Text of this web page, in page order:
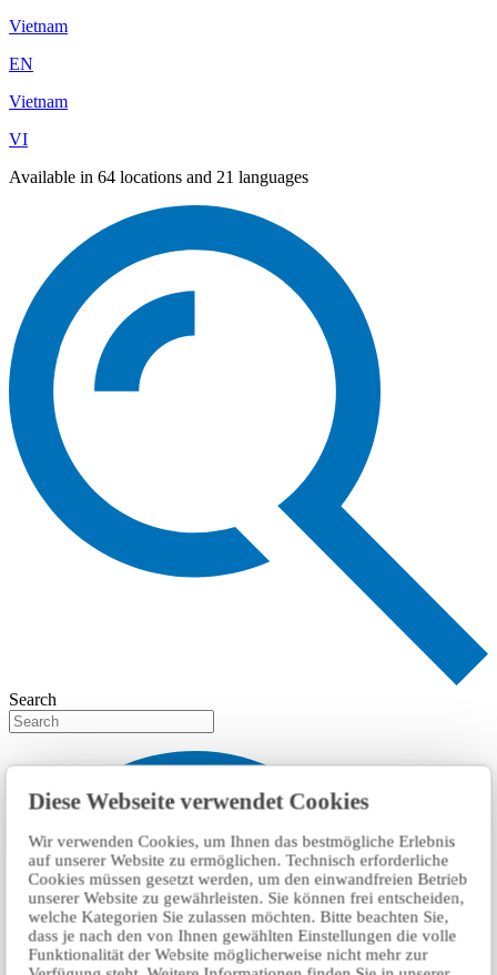
Diese Webseite verwendet Cookies
Wir verwenden Cookies, um Ihnen das bestmögliche Erlebnis
auf unserer Website zu ermöglichen. Technisch erforderliche
Cookies müssen gesetzt werden, um den einwandfreien Betrieb
unserer Website zu gewährleisten. Sie können frei entscheiden,
welche Kategorien Sie zulassen möchten. Bitte beachten Sie,
dass je nach den von Ihnen gewählten Einstellungen die volle
Funktionalität der Website möglicherweise nicht mehr zur
Vietnam
EN
Vietnam
VI
Available in 64 locations and 21 languages
Search